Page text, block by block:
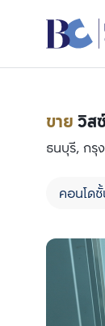
ขายวิส
ธนบุรี, กรุ
คอนโด